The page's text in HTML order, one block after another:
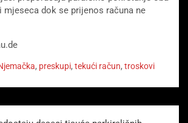
mjeseca dok se prijenos računa ne
, preskupi, tekući račun, troskovi